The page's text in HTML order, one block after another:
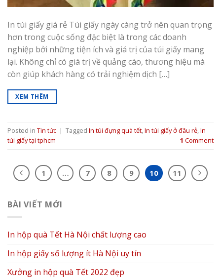
In túi giấy giá rẻ Túi giấy ngày càng trở nên quan trọng
hơn trong cuộc sống đặc biệt là trong các doanh
nghiệp bởi những tiện ích và giá trị của túi giấy mang
lại. Không chỉ có giá trị về quảng cáo, thương hiệu mà
còn giúp khách hàng có trải nghiệm dịch […]
XEM THÊM
Posted in Tin tức | Tagged In túi đựng quà tết,In túi giấy ở đâu rẻ,In
túi giấy tại tphcm
1 Comment
1 … 7 8 9 10 11
BÀI VIẾT MỚI
In hộp quà Tết Hà Nội chất lượng cao
In hộp giấy số lượng ít Hà Nội uy tín
Xưởng in hộp quà Tết 2022 đẹp